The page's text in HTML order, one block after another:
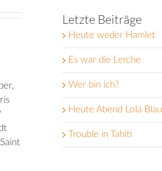
Letzte Beiträge
Heute weder Hamlet
Es war die Lerche
Wer bin ich?
Heute Abend Lola Blau
Trouble in Tahiti